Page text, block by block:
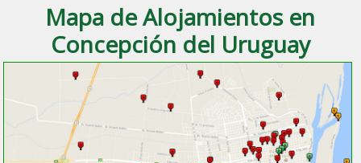
Mapa de Alojamientos en
Concepción del Uruguay